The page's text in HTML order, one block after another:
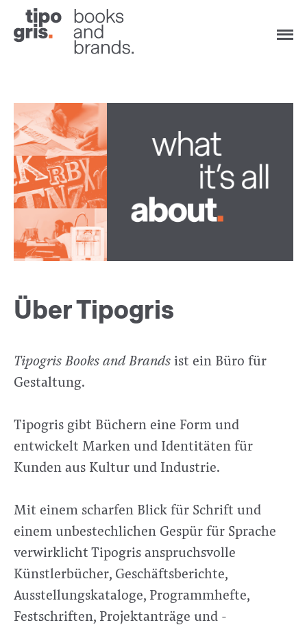
Über Tipogris
Tipogris Books and Brandsist ein Büro für
Gestaltung.
Tipogris gibt Büchern eine Form und
entwickelt Marken und Identitäten für
Kunden aus Kultur und Industrie.
Mit einem scharfen Blick für Schrift und
einem unbestechlichen Gespür für Sprache
verwirklicht Tipogris anspruchsvolle
Künstlerbücher, Geschäftsberichte,
Ausstellungskataloge, Programmhefte,
Festschriften, Projektanträge und -